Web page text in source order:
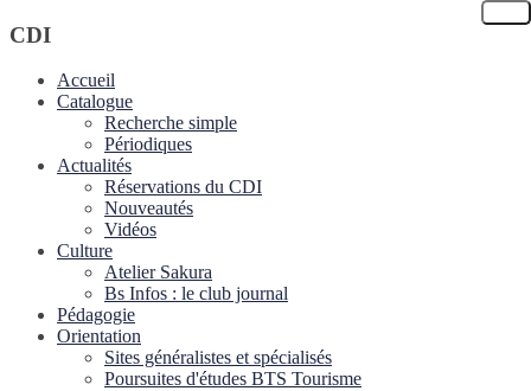
CDI
Accueil
Catalogue
Recherche simple
Périodiques
Actualités
Réservations du CDI
Nouveautés
Vidéos
Culture
Atelier Sakura
Bs Infos : le club journal
Pédagogie
Orientation
Sites généralistes et spécialisés
Poursuites d'études BTS Tourisme